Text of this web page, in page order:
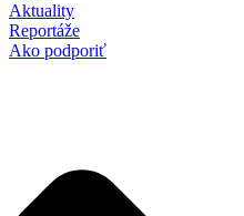
Aktuality
Reportáže
Ako podporiť